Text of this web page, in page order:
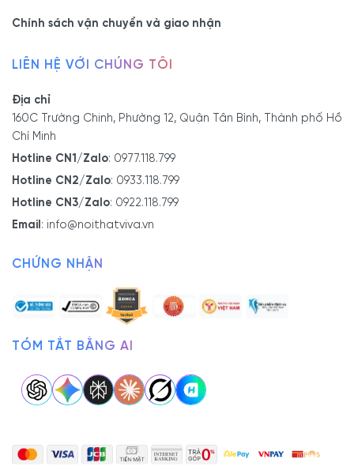
Chính sách vận chuyển và giao nhận
LIÊN HỆ VỚI CHÚNG TÔI
Địa chỉ
160C Trường Chinh, Phường 12, Quận Tân Bình, Thành phố Hồ
Chí Minh
Hotline CN1/Zalo: 0977.118.799
Hotline CN2/Zalo: 0933.118.799
Hotline CN3/Zalo: 0922.118.799
Email : info@noithatviva.vn
CHỨNG NHẬN
TÓM TẮT BẰNG AI